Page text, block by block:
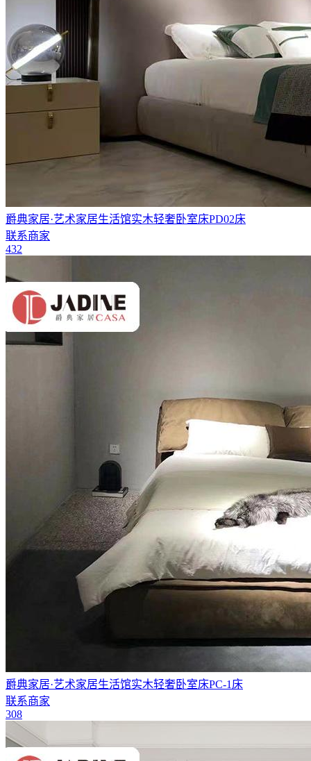
爵典家居·艺术家居生活馆实木轻奢卧室床PD02床
联系商家
432
爵典家居·艺术家居生活馆实木轻奢卧室床PC-1床
联系商家
308